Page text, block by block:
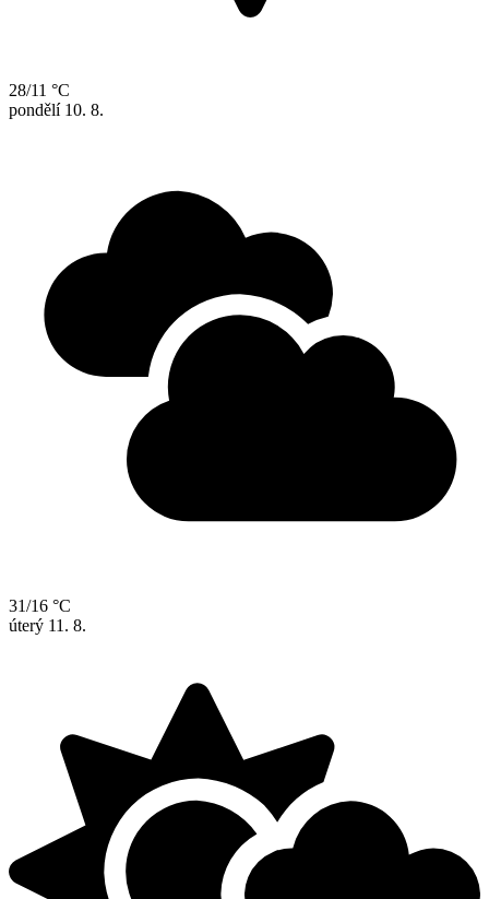
28/11 °C
pondělí 10. 8.
31/16 °C
úterý 11. 8.